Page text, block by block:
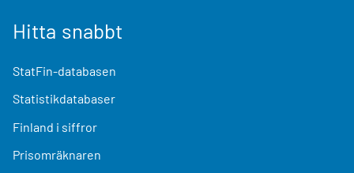
Hitta snabbt
StatFin-databasen
Statistikdatabaser
Finland i siffror
Prisomräknaren